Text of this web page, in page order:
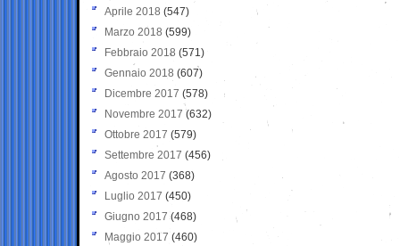
Aprile 2018 (547)
Marzo 2018 (599)
Febbraio 2018 (571)
Gennaio 2018 (607)
Dicembre 2017 (578)
Novembre 2017 (632)
Ottobre 2017 (579)
Settembre 2017 (456)
Agosto 2017 (368)
Luglio 2017 (450)
Giugno 2017 (468)
Maggio 2017 (460)